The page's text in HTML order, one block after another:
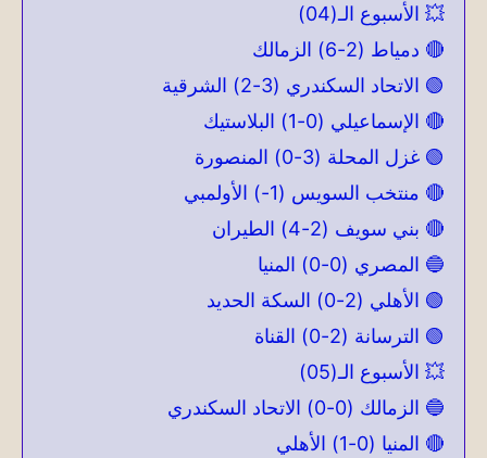
💥 الأسبوع الـ(04)
🔴 دمياط (2-6) الزمالك
🟢 الاتحاد السكندري (3-2) الشرقية
🔴 الإسماعيلي (0-1) البلاستيك
🟢 غزل المحلة (3-0) المنصورة
🔴 منتخب السويس (1-) الأولمبي
🔴 بني سويف (2-4) الطيران
🔵 المصري (0-0) المنيا
🟢 الأهلي (2-0) السكة الحديد
🟢 الترسانة (2-0) القناة
💥 الأسبوع الـ(05)
🔵 الزمالك (0-0) الاتحاد السكندري
🔴 المنيا (0-1) الأهلي